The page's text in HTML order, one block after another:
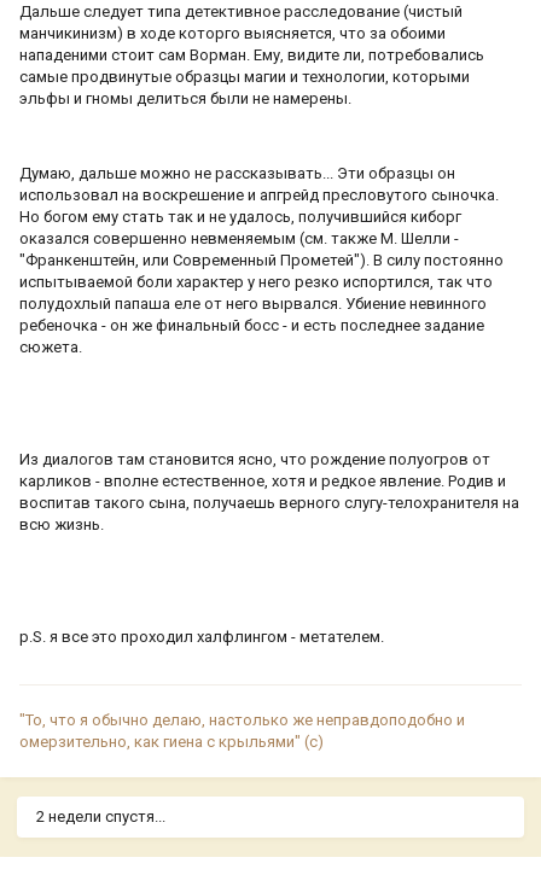
Дальше следует типа детективное расследование (чистый
манчикинизм) в ходе которго выясняется, что за обоими
нападеними стоит сам Ворман. Ему, видите ли, потребовались
самые продвинутые образцы магии и технологии, которыми
эльфы и гномы делиться были не намерены.
Думаю, дальше можно не рассказывать... Эти образцы он
использовал на воскрешение и апгрейд пресловутого сыночка.
Но богом ему стать так и не удалось, получившийся киборг
оказался совершенно невменяемым (см. также М. Шелли -
"Франкенштейн, или Современный Прометей"). В силу постоянно
испытываемой боли характер у него резко испортился, так что
полудохлый папаша еле от него вырвался. Убиение невинного
ребеночка - он же финальный босс - и есть последнее задание
сюжета.
Из диалогов там становится ясно, что рождение полуогров от
карликов - вполне естественное, хотя и редкое явление. Родив и
воспитав такого сына, получаешь верного слугу-телохранителя на
всю жизнь.
p.S. я все это проходил халфлингом - метателем.
"То, что я обычно делаю, настолько же неправдоподобно и
омерзительно, как гиена с крыльями" (с)
2 недели спустя...